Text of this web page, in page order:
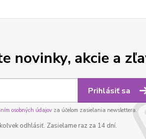
novinky, akcie a
Prihlásiť sa
osobných údajovza účelom zasielania newslettera.
odhlásiť. Zasielame raz za 14 dní.